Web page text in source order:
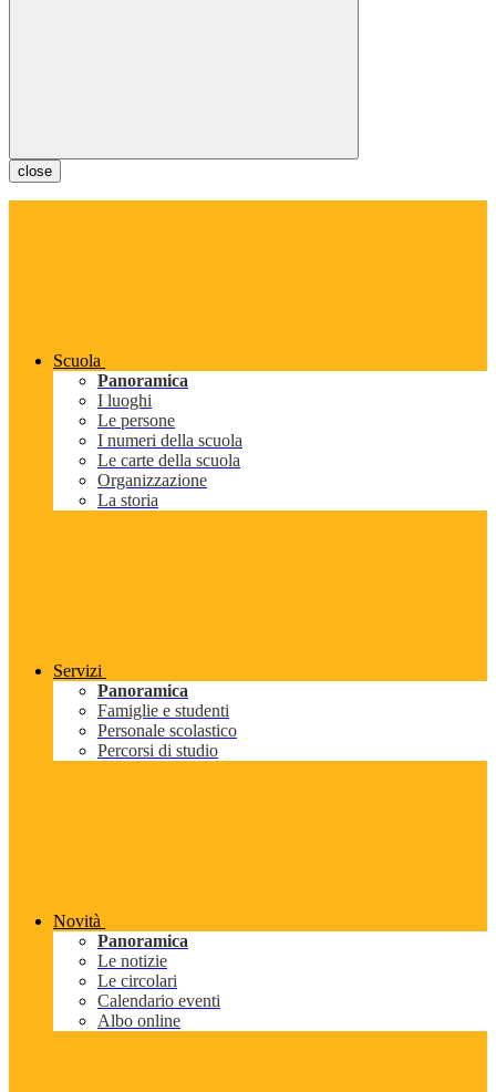
close
Scuola
Panoramica
I luoghi
Le persone
I numeri della scuola
Le carte della scuola
Organizzazione
La storia
Servizi
Panoramica
Famiglie e studenti
Personale scolastico
Percorsi di studio
Novità
Panoramica
Le notizie
Le circolari
Calendario eventi
Albo online